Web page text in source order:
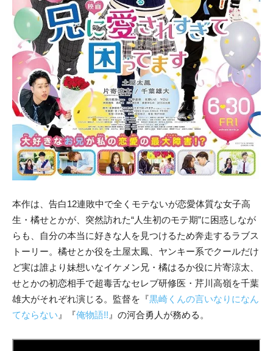
本作は、告白12連敗中で全くモテないが恋愛体質な女子高
生・橘せとかが、突然訪れた“人生初のモテ期”に困惑しなが
らも、自分の本当に好きな人を見つけるため奔走するラブス
トーリー。橘せとか役を土屋太鳳、ヤンキー系でクールだけ
ど実は誰より妹想いなイケメン兄・橘はるか役に片寄涼太、
せとかの初恋相手で超毒舌なセレブ研修医・芹川高嶺を千葉
雄大がそれぞれ演じる。監督を『黒崎くんの言いなりになん
てならない 』『俺物語!! 』の河合勇人が務める。